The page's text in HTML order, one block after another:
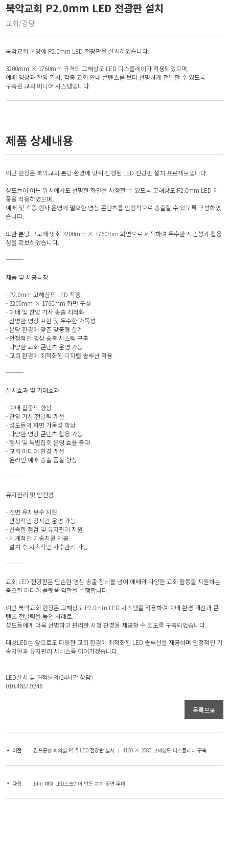
북악교회 P2.0mm LED 전광판 설치
교회/강당
북악교회 본당에 P2.0mm LED 전광판을 설치하였습니다.
3200mm × 1760mm 규격의 고해상도 LED 디스플레이가 적용되었으며,
예배 영상과 찬양 가사, 각종 교회 안내 콘텐츠를 보다 선명하게 전달할 수 있도록
구축된 교회 미디어 시스템입니다.
제품 상세내용
이번 현장은 북악교회 본당 환경에 맞춰 진행된 LED 전광판 설치 프로젝트입니다.
성도들이 어느 위치에서도 선명한 화면을 시청할 수 있도록 고해상도 P2.0mm LED 제
품을 적용하였으며,
예배 및 각종 행사 운영에 필요한 영상 콘텐츠를 안정적으로 송출할 수 있도록 구성하였
습니다.
또한 본당 규모에 맞춰 3200mm × 1760mm 화면으로 제작하여 우수한 시인성과 활용
성을 확보하였습니다.
⸻
제품 및 시공특징
- P2.0mm 고해상도 LED 적용
- 3200mm × 1760mm 화면 구성
- 예배 및 찬양 가사 송출 최적화
- 선명한 영상 표현 및 우수한 가독성
- 본당 환경에 맞춘 맞춤형 설계
- 안정적인 영상 송출 시스템 구축
- 다양한 교회 콘텐츠 운영 가능
- 교회 환경에 최적화된 디지털 솔루션 적용
⸻
설치효과 및 기대효과
- 예배 집중도 향상
- 찬양 가사 전달력 개선
- 성도들의 화면 가독성 향상
- 다양한 영상 콘텐츠 활용 가능
- 행사 및 특별집회 운영 효율 증대
- 교회 미디어 환경 개선
- 온라인 예배 송출 품질 향상
⸻
유지관리 및 안전성
- 전면 유지보수 지원
- 안정적인 장시간 운영 가능
- 신속한 점검 및 유지관리 지원
- 체계적인 기술지원 제공
- 설치 후 지속적인 사후관리 가능
⸻
교회 LED 전광판은 단순한 영상 송출 장비를 넘어 예배와 다양한 교회 활동을 지원하는
중요한 미디어 플랫폼 역할을 수행합니다.
이번 북악교회 현장은 고해상도 P2.0mm LED 시스템을 적용하여 예배 환경 개선과 콘
텐츠 전달력을 높인 사례로,
성도들에게 더욱 선명하고 편리한 시청 환경을 제공할 수 있도록 구축되었습니다.
대성LED는 앞으로도 다양한 교회 환경에 최적화된 LED 솔루션을 제공하며 안정적인 기
술지원과 유지관리 서비스를 이어가겠습니다.
LED설치 및 견적문의(24시간 상담)
010.4687.9246
목록으로
이전 김포공항 회의실 P1.5 LED 전광판 설치 │ 4160 × 2080 고해상도 디스플레이 구축
다음 14m 대형 LED스크린이 만든 교회 공연 무대